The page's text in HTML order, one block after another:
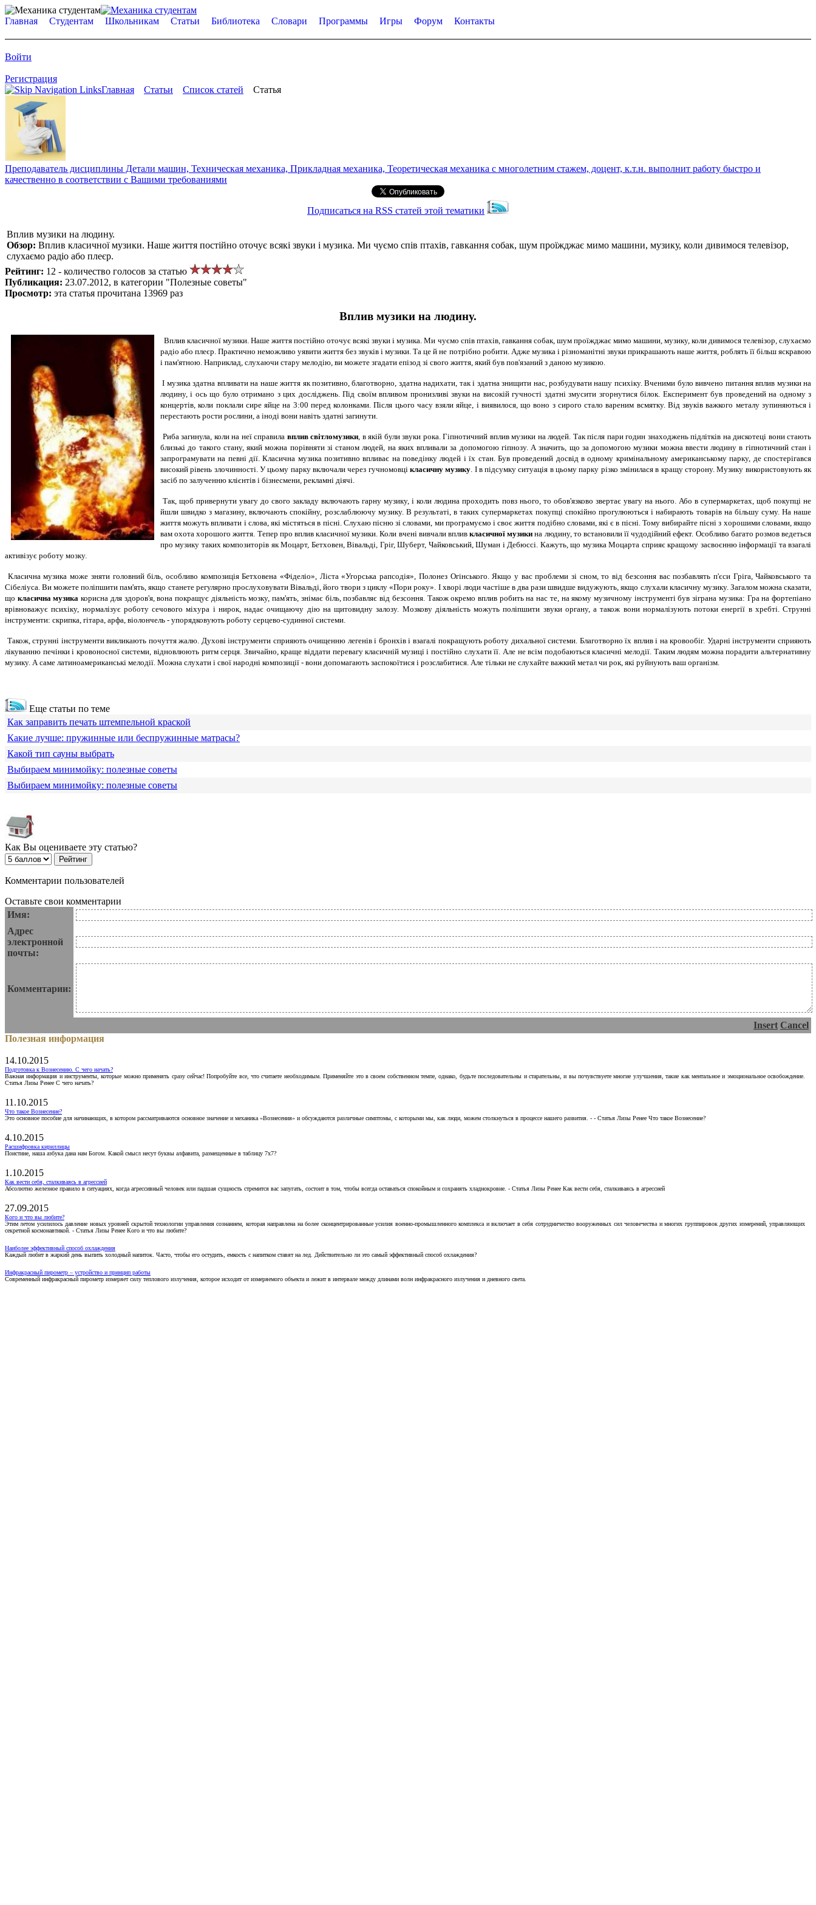
Главная Студентам Школьникам Статьи Библиотека Словари Программы Игры Форум Контакты
Войти
Регистрация
Главная
Статьи Список статей Статья
Преподаватель дисциплины Детали машин, Техническая механика, Прикладная механика, Теоретическая механика с многолетним стажем, доцент, к.т.н. выполнит работу быстро и
качественно в соответствии с Вашими требованиями
Подписаться на RSS статей этой тематики
Вплив музики на людину.
Обзор: Вплив класичної музики. Наше життя постійно оточує всякі звуки і музика. Ми чуємо спів птахів, гавкання собак, шум проїжджає мимо машини, музику, коли дивимося телевізор,
слухаємо радіо або плеєр.
Рейтинг: 12 - количество голосов за статью
Публикация: 23.07.2012, в категории "Полезные советы"
Просмотр: эта статья прочитана 13969 раз
Вплив музики на людину.
Вплив класичної музики. Наше життя постійно оточує всякі звуки і музика. Ми чуємо спів птахів, гавкання собак, шум проїжджає мимо машини, музику, коли дивимося телевізор, слухаємо
радіо або плеєр. Практично неможливо уявити життя без звуків і музики. Та це й не потрібно робити. Адже музика і різноманітні звуки прикрашають наше життя, роблять її більш яскравою
і пам'ятною. Наприклад, слухаючи стару мелодію, ви можете згадати епізод зі свого життя, який був пов'язаний з даною музикою.
І музика здатна впливати на наше життя як позитивно, благотворно, здатна надихати, так і здатна знищити нас, розбудувати нашу психіку. Вченими було вивчено питання вплив музики на
людину, і ось що було отримано з цих досліджень. Під своїм впливом пронизливі звуки на високій гучності здатні змусити згорнутися білок. Експеримент був проведений на одному з
концертів, коли поклали сире яйце на 3:00 перед колонками. Після цього часу взяли яйце, і виявилося, що воно з сирого стало вареним всмятку. Від звуків важкого металу зупиняються і
перестають рости рослини, а іноді вони навіть здатні загинути.
Риба загинула, коли на неї справила вплив світломузики , в якій були звуки рока. Гіпнотичний вплив музики на людей. Так після пари годин знаходжень підлітків на дискотеці вони стають
близькі до такого стану, який можна порівняти зі станом людей, на яких впливали за допомогою гіпнозу. А значить, що за допомогою музики можна ввести людину в гіпнотичний стан і
запрограмувати на певні дії. Класична музика позитивно впливає на поведінку людей і їх стан. Був проведений досвід в одному кримінальному американському парку, де спостерігався
високий рівень злочинності. У цьому парку включали через гучномовці класичну музику . І в підсумку ситуація в цьому парку різко змінилася в кращу сторону. Музику використовують як
засіб по залученню клієнтів і бізнесмени, рекламні діячі.
Так, щоб привернути увагу до свого закладу включають гарну музику, і коли людина проходить повз нього, то обов'язково звертає увагу на нього. Або в супермаркетах, щоб покупці не
йшли швидко з магазину, включають спокійну, розслаблюючу музику. В результаті, в таких супермаркетах покупці спокійно прогулюються і набирають товарів на більшу суму. На наше
життя можуть впливати і слова, які містяться в пісні. Слухаю пісню зі словами, ми програмуємо і своє життя подібно словами, які є в пісні. Тому вибирайте пісні з хорошими словами, якщо
вам охота хорошого життя. Тепер про вплив класичної музики. Коли вчені вивчали впливкласичної музики на людину, то встановили її чудодійний ефект. Особливо багато розмов ведеться
про музику таких композиторів як Моцарт, Бетховен, Вівальді, Гріг, Шуберт, Чайковський, Шуман і Дебюссі. Кажуть, що музика Моцарта сприяє кращому засвоєнню інформації та взагалі
активізує роботу мозку.
Класична музика може зняти головний біль, особливо композиція Бетховена «Фіделіо», Ліста «Угорська рапсодія», Полонез Огінського. Якщо у вас проблеми зі сном, то від безсоння вас позбавлять п'єси Гріга, Чайковського та
Сібеліуса. Ви можете поліпшити пам'ять, якщо станете регулярно прослуховувати Вівальді, його твори з циклу «Пори року». І хворі люди частіше в два рази швидше видужують, якщо слухали класичну музику. Загалом можна сказати,
що класична музика корисна для здоров'я, вона покращує діяльність мозку, пам'ять, знімає біль, позбавляє від безсоння. Також окремо вплив робить на нас те, на якому музичному інструменті був зіграна музика: Гра на фортепіано
врівноважує психіку, нормалізує роботу сечового міхура і нирок, надає очищаючу дію на щитовидну залозу. Мозкову діяльність можуть поліпшити звуки органу, а також вони нормалізують потоки енергії в хребті. Струнні
інструменти: скрипка, гітара, арфа, віолончель - упорядковують роботу серцево-судинної системи.
Також, струнні інструменти викликають почуття жалю. Духові інструменти сприяють очищенню легенів і бронхів і взагалі покращують роботу дихальної системи. Благотворно їх вплив і на кровообіг. Ударні інструменти сприяють
лікуванню печінки і кровоносної системи, відновлюють ритм серця. Звичайно, краще віддати перевагу класичній музиці і постійно слухати її. Але не всім подобаються класичні мелодії. Таким людям можна порадити альтернативну
музику. А саме латиноамериканські мелодії. Можна слухати і свої народні композиції - вони допомагають заспокоїтися і розслабитися. Але тільки не слухайте важкий метал чи рок, які руйнують ваш організм.
Еще статьи по теме
Как заправить печать штемпельной краской
Какие лучше: пружинные или беспружинные матрасы?
Какой тип сауны выбрать
Выбираем минимойку: полезные советы
Выбираем минимойку: полезные советы
Как Вы оцениваете эту статью?
Комментарии пользователей
Оставьте свои комментарии
Имя:
Адрес
электронной
почты:
Комментарии:
Insert Cancel
Полезная информация
14.10.2015
Подготовка к Вознесению. С чего начать?
Важная информация и инструменты, которые можно применять сразу сейчас! Попробуйте все, что считаете необходимым. Применяйте это в своем собственном темпе, однако, будьте последовательны и старательны, и вы почувствуете многие улучшения, такие как ментальное и эмоциональное освобождение.
Статья Лизы Ренее С чего начать?
11.10.2015
Что такое Вознесение?
Это основное пособие для начинающих, в котором рассматриваются основное значение и механика «Вознесения» и обсуждаются различные симптомы, с которыми мы, как люди, можем столкнуться в процессе нашего развития. - - Статья Лизы Ренее Что такое Вознесение?
4.10.2015
Расшифровка кириллицы
Поистине, наша азбука дана нам Богом. Какой смысл несут буквы алфавита, размещенные в таблицу 7х7?
1.10.2015
Как вести себя, сталкиваясь в агрессией
Абсолютно железное правило в ситуациях, когда агрессивный человек или падшая сущность стремится вас запугать, состоит в том, чтобы всегда оставаться спокойным и сохранять хладнокровие. - Статья Лизы Ренее Как вести себя, сталкиваясь в агрессией
27.09.2015
Кого и что вы любите?
Этим летом усилилось давление новых уровней скрытой технологии управления сознанием, которая направлена на более сконцентрированные усилия военно-промышленного комплекса и включает в себя сотрудничество вооруженных сил человечества и многих группировок других измерений, управляющих
секретной космонавтикой. - Статья Лизы Ренее Кого и что вы любите?
Наиболее эффективный способ охлаждения
Каждый любит в жаркий день выпить холодный напиток. Часто, чтобы его остудить, емкость с напитком ставят на лед. Действительно ли это самый эффективный способ охлаждения?
Инфракрасный пирометр – устройство и принцип работы
Современный инфракрасный пирометр измеряет силу теплового излучения, которое исходит от измеряемого объекта и лежит в интервале между длинами волн инфракрасного излучения и дневного света.